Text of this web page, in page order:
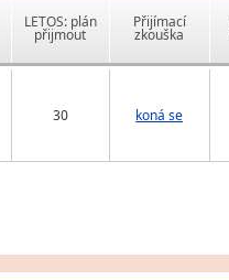
LETOS: plán
přijmout
Přijímací
zkouška
30 koná se